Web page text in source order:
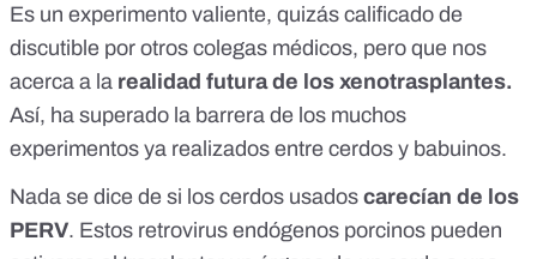
Es un experimento valiente, quizás calificado de
discutible por otros colegas médicos, pero que nos
acerca a la realidad futura de los xenotrasplantes.
Así, ha superado la barrera de los muchos
experimentos ya realizados entre cerdos y babuinos.
Nada se dice de si los cerdos usados carecían de los
PERV. Estos retrovirus endógenos porcinos pueden